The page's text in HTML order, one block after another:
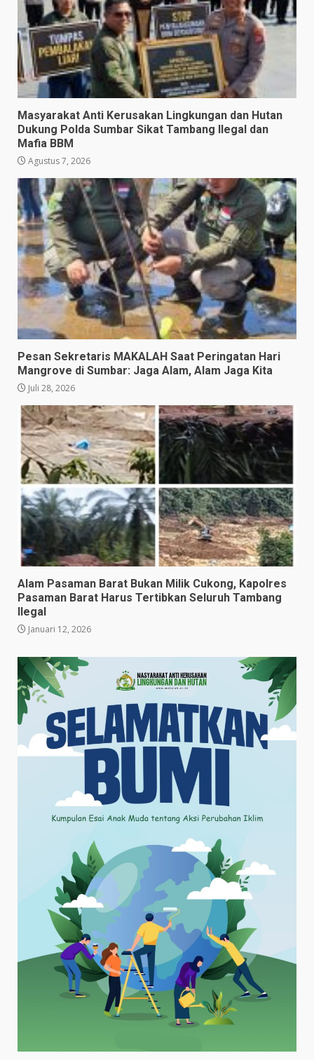
Masyarakat Anti Kerusakan Lingkungan dan Hutan
Dukung Polda Sumbar Sikat Tambang Ilegal dan
Mafia BBM
Agustus 7, 2026
Pesan Sekretaris MAKALAH Saat Peringatan Hari
Mangrove di Sumbar: Jaga Alam, Alam Jaga Kita
Juli 28, 2026
Alam Pasaman Barat Bukan Milik Cukong, Kapolres
Pasaman Barat Harus Tertibkan Seluruh Tambang
Ilegal
Januari 12, 2026